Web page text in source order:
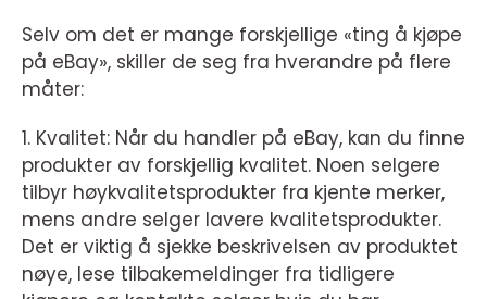
Selv om det er mange forskjellige «ting å kjøpe
på eBay», skiller de seg fra hverandre på flere
måter:
1. Kvalitet: Når du handler på eBay, kan du finne
produkter av forskjellig kvalitet. Noen selgere
tilbyr høykvalitetsprodukter fra kjente merker,
mens andre selger lavere kvalitetsprodukter.
Det er viktig å sjekke beskrivelsen av produktet
nøye, lese tilbakemeldinger fra tidligere